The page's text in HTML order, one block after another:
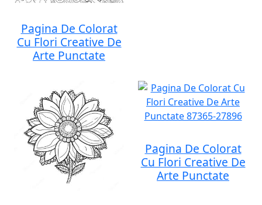
Pagina De Colorat
Cu Flori Creative De
Arte Punctate
Pagina De Colorat
Cu Flori Creative De
Arte Punctate